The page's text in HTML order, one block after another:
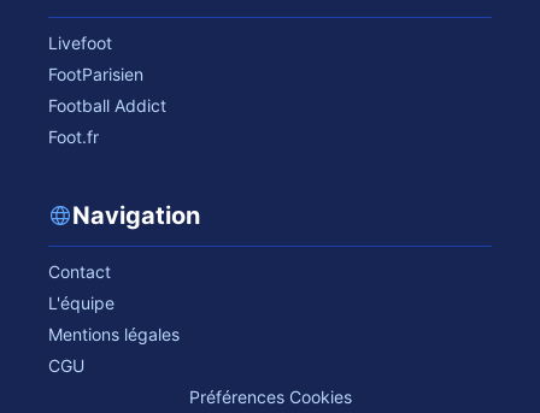
Livefoot
FootParisien
Football Addict
Foot.fr
Navigation
Contact
L'équipe
Mentions légales
CGU
Préférences Cookies